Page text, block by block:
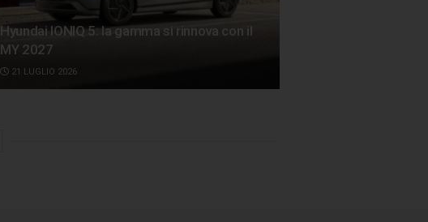
Hyundai IONIQ 5: la gamma si rinnova con il
MY 2027
21 LUGLIO 2026